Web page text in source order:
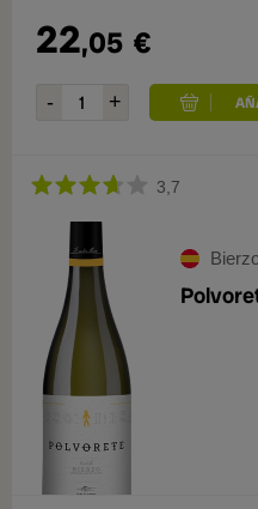
22,05 €
3,7